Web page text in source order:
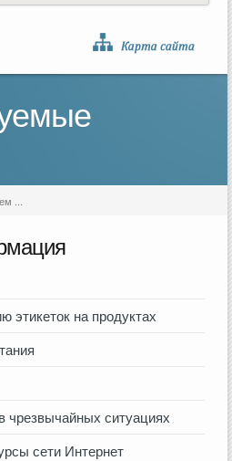
...
этикеток на продуктах
чрезвычайных ситуациях
сети Интернет